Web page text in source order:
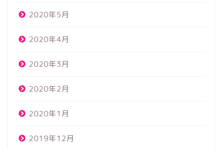
2020年5月
2020年4月
2020年3月
2020年2月
2020年1月
2019年12月